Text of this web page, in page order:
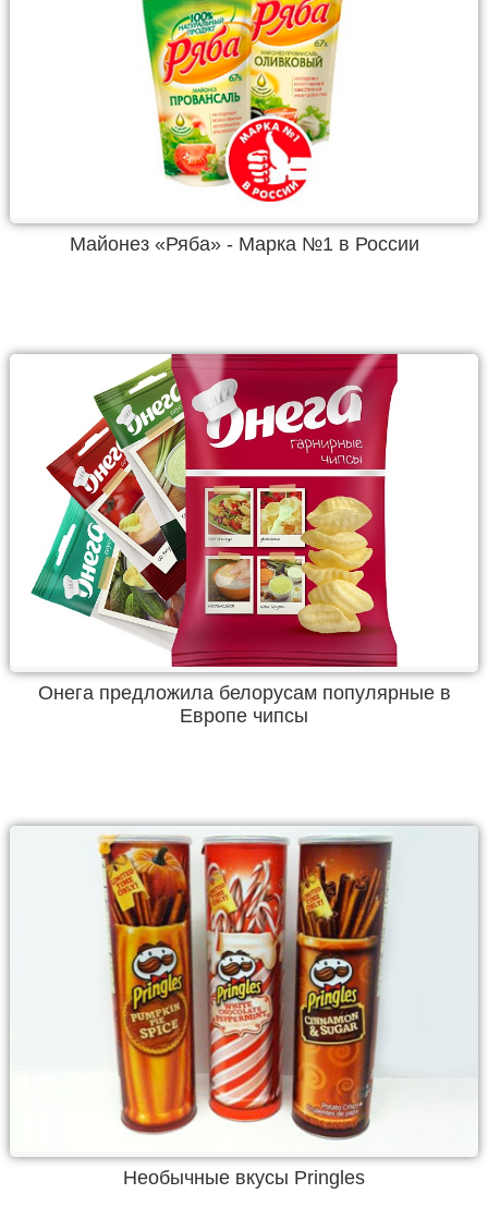
Майонез «Ряба» - Марка №1 в России
Онега предложила белорусам популярные в
Европе чипсы
Необычные вкусы Pringles